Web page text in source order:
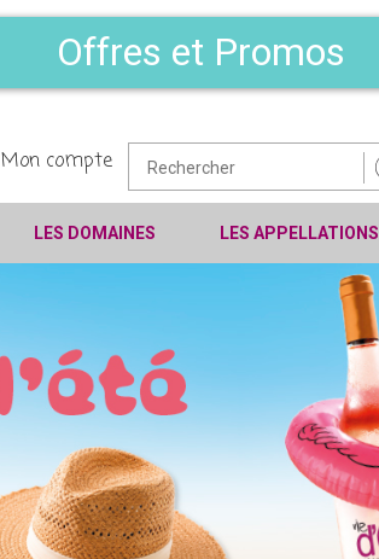
Offres et Promos
Mon compte
LES DOMAINES LES APPELLATIONS